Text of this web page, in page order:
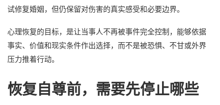
试修复婚姻，但仍保留对伤害的真实感受和必要边界。
心理恢复的目标，是让当事人不再被事件完全控制，能够依据
事实、价值和现实条件作出选择，而不是被恐惧、不甘或外界
压力推着行动。
恢复自尊前，需要先停止哪些